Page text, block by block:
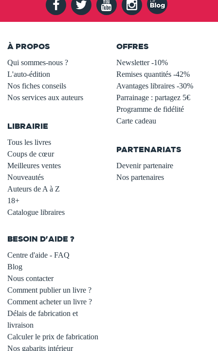
À PROPOS
Qui sommes-nous ?
L'auto-édition
Nos fiches conseils
Nos services aux auteurs
LIBRAIRIE
Tous les livres
Coups de cœur
Meilleures ventes
Nouveautés
Auteurs de A à Z
18+
Catalogue libraires
OFFRES
Newsletter -10%
Remises quantités -42%
Avantages libraires -30%
Parrainage : partagez 5€
Programme de fidélité
Carte cadeau
PARTENARIATS
Devenir partenaire
Nos partenaires
BESOIN D'AIDE ?
Centre d'aide - FAQ
Blog
Nous contacter
Comment publier un livre ?
Comment acheter un livre ?
Délais de fabrication et
livraison
Calculer le prix de fabrication
Nos gabarits intérieur